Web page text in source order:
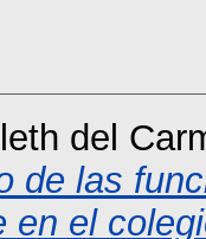
del
de las
en el